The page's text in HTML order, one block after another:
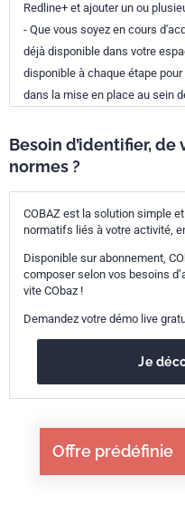
Offre prédéfinie
Redline+ et ajouter un ou
- Que vous soyez en cours
déjà disponible dans votre
disponible à chaque étape
dans la mise en place au sein
Besoin d’identifier,
normes ?
COBAZ est la solution simple
normatifs liés à votre activité,
Disponible sur abonnement,
composer selon vos besoins
vite CObaz !
Demandez votre démo live
Je